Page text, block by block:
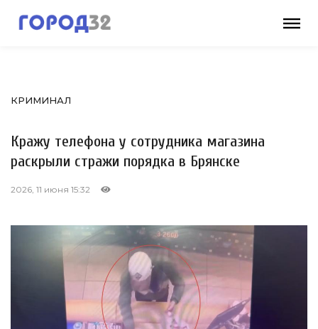
КРИМИНАЛ
Кражу телефона у сотрудника магазина
раскрыли стражи порядка в Брянске
2026, 11 июня 15:32